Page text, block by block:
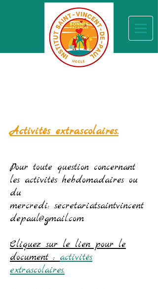
Activités extrascolaires.
Pour toute question concernant
les activités hebdomadaires ou
du
mercredi:secretariatsaintvincent
depaul@gmail.com
Cliquez sur le lien pour le
document : activités
extrascolaires.